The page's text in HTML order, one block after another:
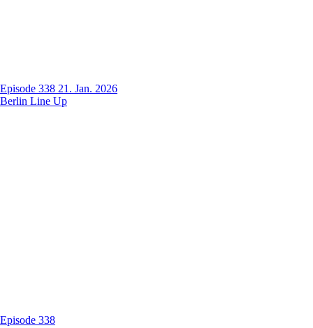
Episode 338 21. Jan. 2026
Berlin Line Up
Episode 338